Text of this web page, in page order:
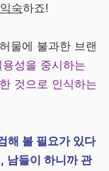
숙하죠!
물에 불과한 브랜
성을 중시하는
것으로 인식하는
해 볼 필요가 있다
남들이 하니까 관